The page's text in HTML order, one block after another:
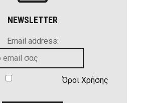
NEWSLETTER
Email address:
Όροι Χρήσης